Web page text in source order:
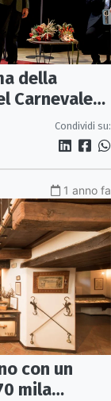
della
Carnevale
Condividi su:
1 anno fa
con un
mila